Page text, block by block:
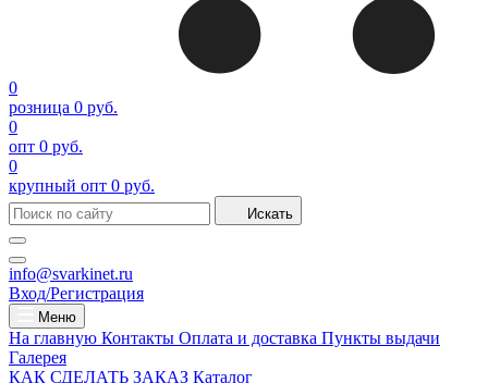
0
розница 0 руб.
0
опт 0 руб.
0
крупный опт 0 руб.
Искать
info@svarkinet.ru
Вход/Регистрация
Меню
На главную Контакты Оплата и доставка Пункты выдачи
Галерея
КАК СДЕЛАТЬ ЗАКАЗ Каталог